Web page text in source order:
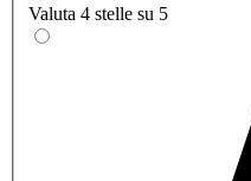
Valuta 4 stelle su 5